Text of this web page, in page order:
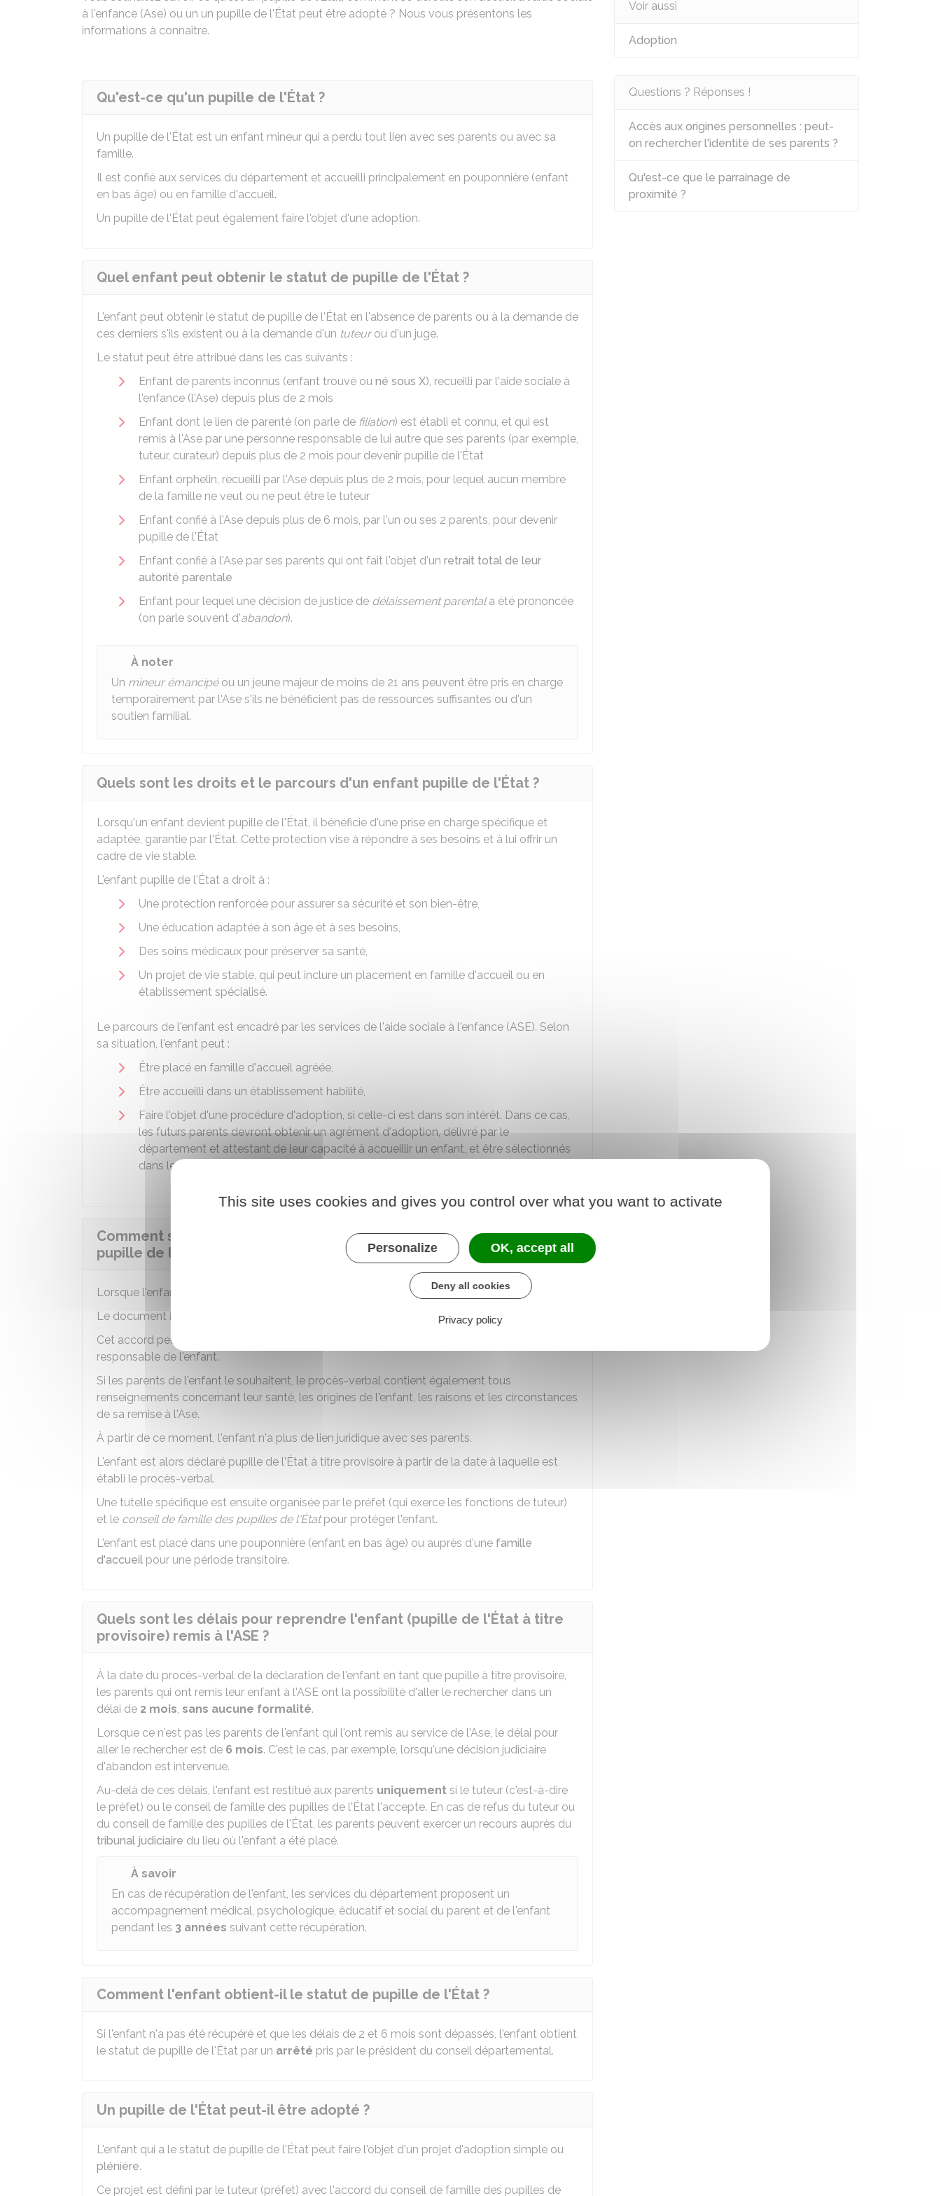
à l'enfance (Ase) ou un un pupille de l'État peut être adopté ? Nous vous présentons les
informations à connaître.
Qu'est-ce qu'un pupille de l'État ?
Un pupille de l'État est un enfant mineur qui a perdu tout lien avec ses parents ou avec sa
famille.
Il est confié aux services du département et accueilli principalement en pouponnière (enfant
en bas âge) ou en famille d'accueil.
Un pupille de l'État peut également faire l'objet d'une adoption.
Quel enfant peut obtenir le statut de pupille de l'État ?
L'enfant peut obtenir le statut de pupille de l'État en l'absence de parents ou à la demande de
ces derniers s'ils existent ou à la demande d'un tuteurou d'un juge.
Le statut peut être attribué dans les cas suivants :
Enfant de parents inconnus (enfant trouvé ou né sous X), recueilli par l'aide sociale à
l'enfance (l'Ase) depuis plus de 2 mois
Enfant dont le lien de parenté (on parle de filiation) est établi et connu, et qui est
remis à l'Ase par une personne responsable de lui autre que ses parents (par exemple,
tuteur, curateur) depuis plus de 2 mois pour devenir pupille de l'État
Enfant orphelin, recueilli par l'Ase depuis plus de 2 mois, pour lequel aucun membre
de la famille ne veut ou ne peut être le tuteur
Enfant confié à l'Ase depuis plus de 6 mois, par l'un ou ses 2 parents, pour devenir
pupille de l'État
Enfant confié à l'Ase par ses parents qui ont fait l'objet d'un retrait total de leur
autorité parentale
Enfant pour lequel une décision de justice de délaissement parentala été prononcée
(on parle souvent d'abandon).
À noter
Un mineur émancipéou un jeune majeur de moins de 21 ans peuvent être pris en charge
temporairement par l'Ase s'ils ne bénéficient pas de ressources suffisantes ou d'un
soutien familial.
Quels sont les droits et le parcours d'un enfant pupille de l'État ?
Lorsqu'un enfant devient pupille de l'État, il bénéficie d'une prise en charge spécifique et
adaptée, garantie par l'État. Cette protection vise à répondre à ses besoins et à lui offrir un
cadre de vie stable.
L'enfant pupille de l'État a droit à :
Une protection renforcée pour assurer sa sécurité et son bien-être,
Une éducation adaptée à son âge et à ses besoins,
Des soins médicaux pour préserver sa santé,
Un projet de vie stable, qui peut inclure un placement en famille d'accueil ou en
établissement spécialisé.
Le parcours de l'enfant est encadré par les services de l'aide sociale à l'enfance (ASE). Selon
sa situation, l'enfant peut :
Être placé en famille d'accueil agréée,
Être accueilli dans un établissement habilité,
Faire l'objet d'une procédure d'adoption, si celle-ci est dans son intérêt. Dans ce cas,
les futurs parents devront obtenir un agrément d'adoption, délivré par le
département et attestant de leur capacité à accueillir un enfant, et être sélectionnés
dans le cadre d'un projet d'adoption conforme aux besoins de l'enfant.
Comment se déroule l'accueil de l'enfant à l'ASE en vue de devenir
pupille de l'État à titre provisoire ?
Lorsque l'enfant est remis au service de l'Ase, un procès-verbal est établi.
Le document indique, entre autres, l'accord pour une éventuelle adoption de l'enfant.
Cet accord peut être donné par les parents de l'enfant, son tuteur, un membre de la famille
responsable de l'enfant.
Si les parents de l'enfant le souhaitent, le procès-verbal contient également tous
renseignements concernant leur santé, les origines de l'enfant, les raisons et les circonstances
de sa remise à l'Ase.
À partir de ce moment, l'enfant n'a plus de lien juridique avec ses parents.
L'enfant est alors déclaré pupille de l'État à titre provisoire à partir de la date à laquelle est
établi le procès-verbal.
Une tutelle spécifique est ensuite organisée par le préfet (qui exerce les fonctions de tuteur)
et le conseil de famille des pupilles de l'Étatpour protéger l'enfant.
L'enfant est placé dans une pouponnière (enfant en bas âge) ou auprès d'une famille
d'accueil pour une période transitoire.
Quels sont les délais pour reprendre l'enfant (pupille de l'État à titre
provisoire) remis à l'ASE ?
À la date du procès-verbal de la déclaration de l'enfant en tant que pupille à titre provisoire,
les parents qui ont remis leur enfant à l'ASE ont la possibilité d'aller le rechercher dans un
délai de 2 mois, sans aucune formalité.
Lorsque ce n'est pas les parents de l'enfant qui l'ont remis au service de l'Ase, le délai pour
aller le rechercher est de 6 mois. C'est le cas, par exemple, lorsqu'une décision judiciaire
d'abandon est intervenue.
Au-delà de ces délais, l'enfant est restitué aux parents uniquement si le tuteur (c'est-à-dire
le préfet) ou le conseil de famille des pupilles de l'État l'accepte. En cas de refus du tuteur ou
du conseil de famille des pupilles de l'État, les parents peuvent exercer un recours auprès du
tribunal judiciaire du lieu où l'enfant a été placé.
À savoir
En cas de récupération de l'enfant, les services du département proposent un
accompagnement médical, psychologique, éducatif et social du parent et de l'enfant
pendant les 3 années suivant cette récupération.
Comment l'enfant obtient-il le statut de pupille de l'État ?
Si l'enfant n'a pas été récupéré et que les délais de 2 et 6 mois sont dépassés, l'enfant obtient
le statut de pupille de l'État par un arrêté pris par le président du conseil départemental.
Un pupille de l'État peut-il être adopté ?
L'enfant qui a le statut de pupille de l'État peut faire l'objet d'un projet d'adoption simple ou
plénière.
Ce projet est défini par le tuteur (préfet) avec l'accord du conseil de famille des pupilles de
Voir aussi
Adoption
Questions ? Réponses !
Accès aux origines personnelles : peut-
on rechercher l'identité de ses parents ?
Qu'est-ce que le parrainage de
proximité ?
This site uses cookies and gives you control over what you want to activate
Personalize OK, accept all
Deny all cookies
Privacy policy